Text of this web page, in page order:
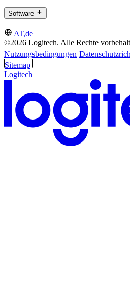
Software
AT,de
©2026 Logitech. Alle Rechte
Nutzungsbedingungen
Sitemap
Logitech